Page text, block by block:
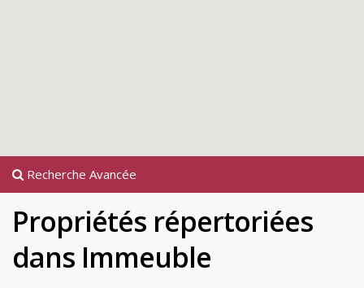
Recherche Avancée
Propriétés répertoriées
dans Immeuble